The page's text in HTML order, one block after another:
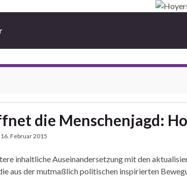
die Menschenjagd:
16. Februar 2015
inhaltliche Auseinandersetzung mit den
aus der mutmaßlich politischen inspirierten